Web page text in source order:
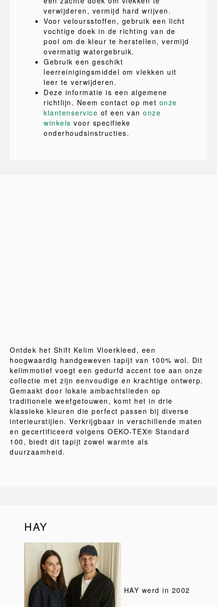
verwijderen, vermijd hard wrijven.
Voor veloursstoffen, gebruik een licht
vochtige doek in de richting van de
pool om de kleur te herstellen, vermijd
overmatig watergebruik.
Gebruik een geschikt
leerreinigingsmiddel om vlekken uit
leer te verwijderen.
Deze informatie is een algemene
richtlijn. Neem contact op met onze
klantenservice of een van onze
winkels voor specifieke
onderhoudsinstructies.
Ontdek het Shift Kelim Vloerkleed, een
hoogwaardig handgeweven tapijt van 100% wol. Dit
kelimmotief voegt een gedurfd accent toe aan onze
collectie met zijn eenvoudige en krachtige ontwerp.
Gemaakt door lokale ambachtslieden op
traditionele weefgetouwen, komt het in drie
klassieke kleuren die perfect passen bij diverse
interieurstijlen. Verkrijgbaar in verschillende maten
en gecertificeerd volgens OEKO-TEX® Standard
100, biedt dit tapijt zowel warmte als
duurzaamheid.
HAY
HAY werd in 2002